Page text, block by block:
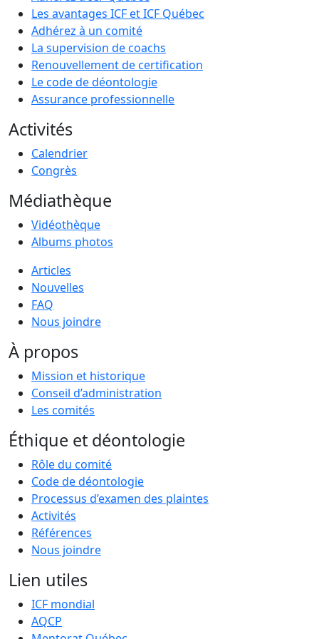
Les avantages ICF et ICF Québec
Adhérez à un comité
La supervision de coachs
Renouvellement de certification
Le code de déontologie
Assurance professionnelle
Activités
Calendrier
Congrès
Médiathèque
Vidéothèque
Albums photos
Articles
Nouvelles
FAQ
Nous joindre
À propos
Mission et historique
Conseil d’administration
Les comités
Éthique et déontologie
Rôle du comité
Code de déontologie
Processus d’examen des plaintes
Activités
Références
Nous joindre
Lien utiles
ICF mondial
AQCP